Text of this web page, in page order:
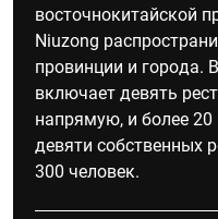
восточнокитайской
Niuzong
провинции и города.
включает девять
напрямую, и более
девяти собственных
300 человек.